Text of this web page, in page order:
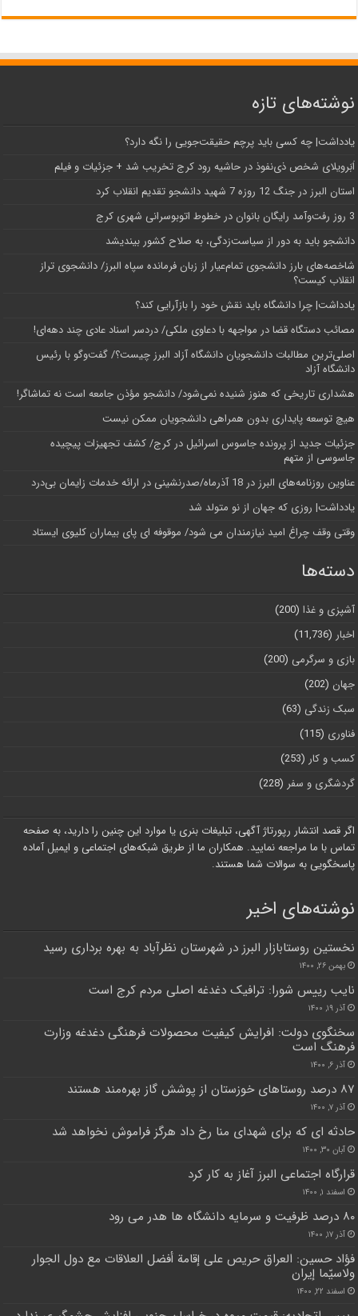
نوشته‌های تازه
یادداشت| ‌چه کسی باید پرچم حقیقت‌جویی را نگه دارد؟
اَبَر‌ویلای شخص ذی‌نفوذ در حاشیه‌ رود کرج تخریب شد + جزئیات و فیلم
استان البرز در جنگ 12 روزه 7 شهید دانشجو تقدیم انقلاب کرد
3 روز رفت‌وآمد رایگان بانوان در خطوط اتوبوسرانی شهری کرج
دانشجو باید به دور از سیاست‌زدگی، به صلاح کشور بیندیشد
شاخصه‌های بارز دانشجوی تمام‌عیار از زبان فرمانده سپاه البرز/ دانشجوی تراز
انقلاب کیست؟
یادداشت| چرا دانشگاه باید نقش خود را بازآرایی کند؟
مصائب دستگاه قضا در مواجهه با دعاوی ملکی/ دردسر اسناد عادی چند‌ دهه‌ای!
اصلی‌ترین مطالبات دانشجویان دانشگاه آزاد البرز چیست؟/ گفت‌وگو با رئیس
دانشگاه آز‌اد
هشداری تاریخی که هنوز شنیده نمی‌شود/ دانشجو مؤذن جامعه است نه تماشاگر!
هیچ توسعه پایداری بدون همراهی دانشجویان ممکن نیست
جزئیات جدید از پرونده جاسوس اسرائیل در کرج/‌ کشف تجهیزات پیچیده
جاسوسی از متهم
عناوین روزنامه‌های البرز در ‌18 آذرماه/صدرنشینی در ارائه خدمات زایمان بی‌درد
یادداشت| روزی که جهان از نو متولد شد
وقتی وقف چراغ امید نیازمندان می شود/ موقوفه ای پای بیماران کلیوی ایستاد
دسته‌ها
آشپزی و غذا (200)
اخبار (11,736)
بازی و سرگرمی (200)
جهان (202)
سبک زندگی (63)
فناوری (115)
کسب و کار (253)
گردشگری و سفر (228)
اگر قصد انتشار رپورتاژ آگهی، تبلیغات بنری یا موارد این چنین را دارید، به صفحه
تماس با ما مراجعه نمایید. همکاران ما از طریق شبکه‌های اجتماعی و ایمیل آماده
پاسخگویی به سوالات شما هستند.
نوشته‌های اخیر
نخستین روستابازار البرز در شهرستان نظرآباد به بهره برداری رسید
بهمن ۲۶, ۱۴۰۰
نایب رییس شورا: ترافیک دغدغه اصلی مردم کرج است
آذر ۱۹, ۱۴۰۰
سخنگوی دولت: افرایش کیفیت محصولات فرهنگی دغدغه وزارت
فرهنگ است
آذر ۶, ۱۴۰۰
۸۷ درصد روستاهای خوزستان از پوشش گاز بهره‌مند هستند
آذر ۷, ۱۴۰۰
حادثه ای که برای شهدای منا رخ داد هرگز فراموش نخواهد شد
آبان ۳۰, ۱۴۰۰
قرارگاه اجتماعی البرز آغاز به کار کرد
اسفند ۱, ۱۴۰۰
۸۰ درصد ظرفیت و سرمایه دانشگاه ها هدر می رود
آذر ۱۷, ۱۴۰۰
فؤاد حسين: العراق حريص على إقامة أفضل العلاقات مع دول الجوار
ولاسيّما إيران
اسفند ۲۲, ۱۴۰۰